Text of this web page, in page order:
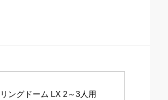
ングドーム LX 2～3人用